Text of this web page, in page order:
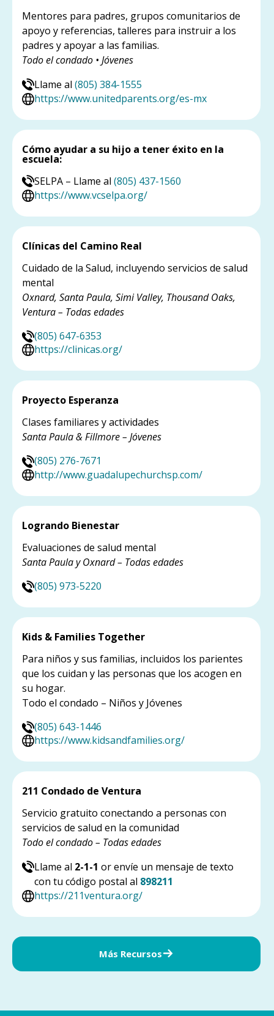
Mentores para padres, grupos comunitarios de
apoyo y referencias, talleres para instruir a los
padres y apoyar a las familias.
Todo el condado • Jóvenes
Llame al (805) 384-1555
https://www.unitedparents.org/es-mx
Cómo ayudar a su hijo a tener éxito en la
escuela:
SELPA – Llame al (805) 437-1560
https://www.vcselpa.org/
Clínicas del Camino Real
Cuidado de la Salud, incluyendo servicios de salud
mental
Oxnard, Santa Paula, Simi Valley, Thousand Oaks,
Ventura – Todas edades
(805) 647-6353
https://clinicas.org/
Proyecto Esperanza
Clases familiares y actividades
Santa Paula & Fillmore – Jóvenes
(805) 276-7671
http://www.guadalupechurchsp.com/
Logrando Bienestar
Evaluaciones de salud mental
Santa Paula y Oxnard – Todas edades
(805) 973-5220
Kids & Families Together
Para niños y sus familias, incluidos los parientes
que los cuidan y las personas que los acogen en
su hogar.
Todo el condado – Niños y Jóvenes
(805) 643-1446
https://www.kidsandfamilies.org/
211 Condado de Ventura
Servicio gratuito conectando a personas con
servicios de salud en la comunidad
Todo el condado – Todas edades
Llame al 2-1-1 or envíe un mensaje de texto
con tu código postal al 898211
https://211ventura.org/
Más Recursos